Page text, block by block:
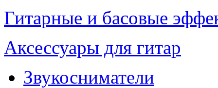
Гитарные и басовые
Аксессуары для гитар
Звукосниматели